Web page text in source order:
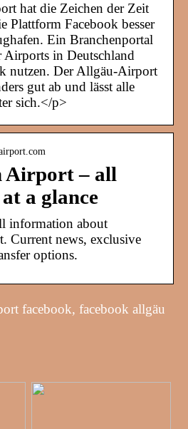
hat die Zeichen der Zeit
Plattform Facebook besser
Ein Branchenportal
Airports in Deutschland
nutzen. Der Allgäu-Airport
gut ab und lässt alle
sich.</p>
Airport – all
a glance
information about
Current news, exclusive
options.
facebook, facebook allgäu